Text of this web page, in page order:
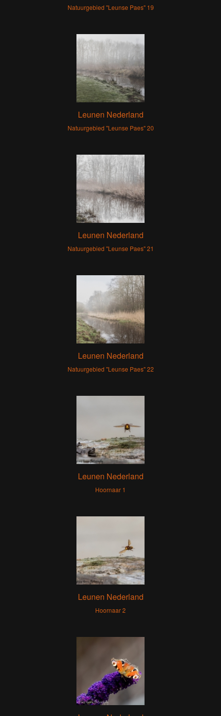
Natuurgebied "Leunse Paes" 19
Leunen Nederland
Natuurgebied "Leunse Paes" 20
Leunen Nederland
Natuurgebied "Leunse Paes" 21
Leunen Nederland
Natuurgebied "Leunse Paes" 22
Leunen Nederland
Hoornaar 1
Leunen Nederland
Hoornaar 2